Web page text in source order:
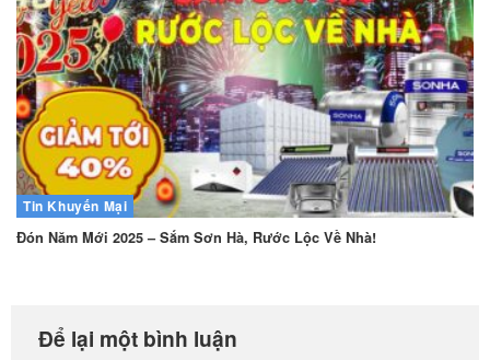
Tin Khuyến Mại
Đón Năm Mới 2025 – Sắm Sơn Hà, Rước Lộc Về Nhà!
Để lại một bình luận